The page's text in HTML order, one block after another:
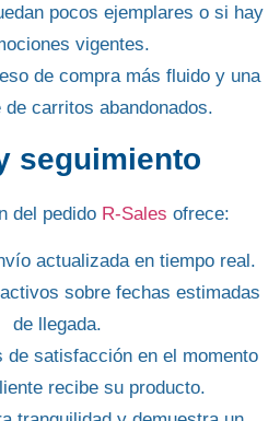
pocos ejemplares o si hay
vigentes.
de compra más fluido y una
carritos abandonados.
seguimiento
del pedidoR-Sales ofrece:
actualizada en tiempo real.
sobre fechas estimadas
de llegada.
de satisfacción en el momento
recibe su producto.